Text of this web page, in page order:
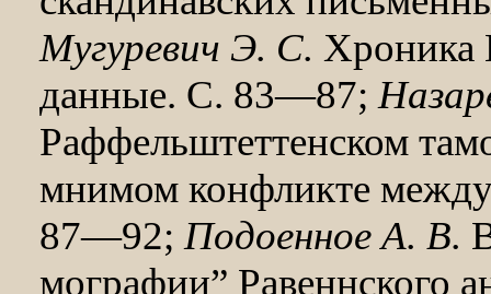
Мугуревич Э. С. Хроника
данные. С. 83—87;
Раффельштеттенском
мнимом конфликте
87—92; Подоенное А. В.
мографии” Равеннского